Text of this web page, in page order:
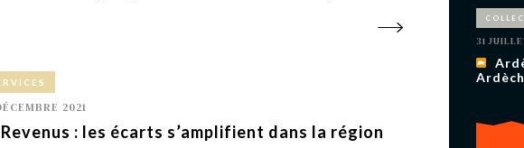
2021
Revenus : les écarts s’amplifient dans la région
31